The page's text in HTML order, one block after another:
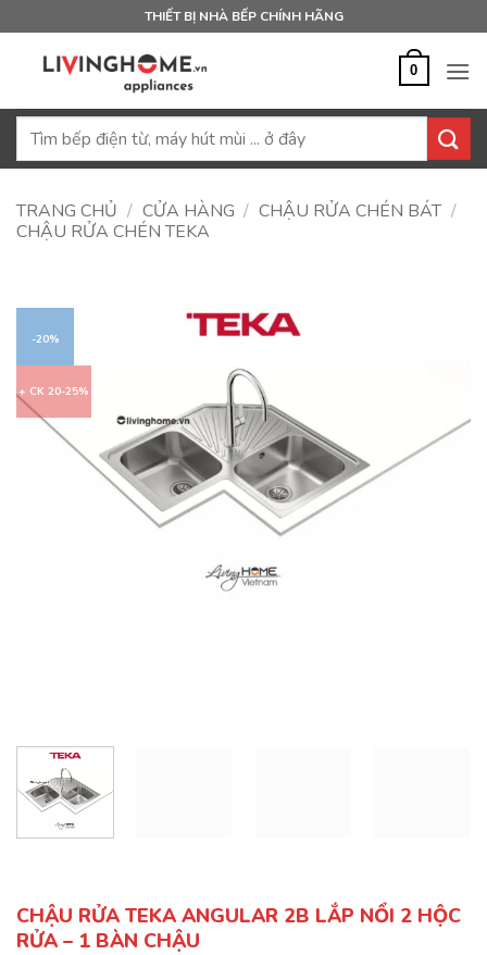
qua
THIẾT BỊ NHÀ BẾP CHÍNH HÃNG
0
Tìm
TRANG CHỦ / CỬA HÀNG / CHẬU RỬA CHÉN BÁT /
CHẬU RỬA CHÉN TEKA
-20%
+ CK 20-25%
CHẬU RỬA TEKA ANGULAR 2B LẮP NỔI 2 HỘC
RỬA – 1 BÀN CHẬU